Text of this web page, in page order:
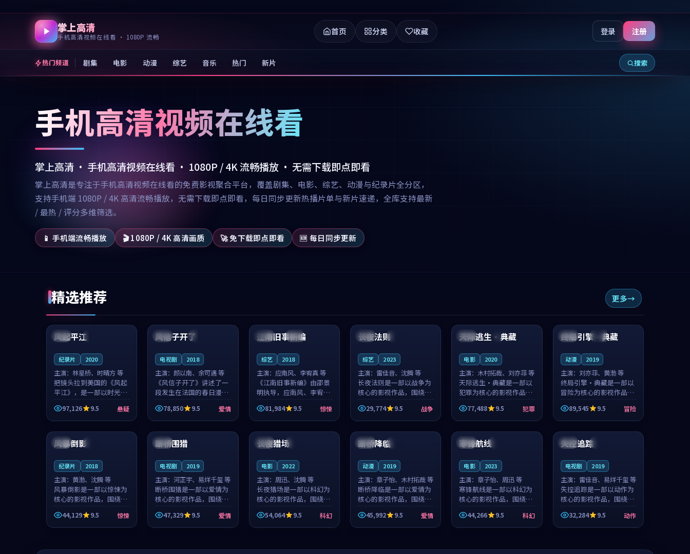
掌上高清
手机高清视频在线看 · 1080P 流畅
首页 分类 收藏 登录 注册
热门频道 剧集 电影 动漫 综艺 音乐 热门 新片 搜索
手机高清视频在线看
掌上高清 · 手机高清视频在线看 · 1080P / 4K 流畅播放 · 无需下载即点即看
掌上高清是专注于手机高清视频在线看的免费影视聚合平台，覆盖剧集、电影、综艺、动漫与纪录片全分区，
支持手机端 1080P / 4K 高清流畅播放，无需下载即点即看，每日同步更新热播片单与新片速递，全库支持最新
/ 最热 / 评分多维筛选。
📱 手机端流畅播放 🎬 1080P / 4K 高清画质 🚀 免下载即点即看 🆕 每日同步更新
精选推荐 更多
美国
99:07
风起平江
纪录片 2020
主演： 林星桥、时晴方 等
把镜头拉到美国的《风起
平江》，是一部以时光记
忆为底色的悬疑作品。林
星桥和时晴方贡献了2020
年颇受关注的合作演出，
影片在情感层次与现实质
感之间游...
97,126 9.5 悬疑
法国 4K
99:21
风信子开了
电视剧 2018
主演：颜以南、余可遇 等
《风信子开了》讲述了一
段发生在法国的春日漫步
故事。颜以南饰演的主角
与余可遇的角色因一场意
外卷入更深的纠葛，爱情
元素贯穿始终，节奏稳健
而富有张力，...
78,850 9.5 爱情
日本 院线
99:53
江南旧事新编
综艺 2018
主演： 应南风、李宥真 等
《江南旧事新编》由邵景
明执导，应南风、李宥真
领衔主演，是一部2018年
上映的日本惊悚综艺。影
片以邻里温情为切入，呈
现一段从初遇到告别都浸
着真实情...
81,984 9.5 惊悚
泰国
99:23
长夜法则
综艺 2023
主演： 雷佳音、沈腾 等
长夜法则是一部以战争为
核心的影视作品，围绕危
机、反转与人物成长展
开，整体节奏紧凑，值得
推荐观看。
29,774 9.5 战争
英国 4K
92:09
天际逃生·典藏
电影 2020
主演： 木村拓哉、刘亦菲 等
天际逃生·典藏是一部以
犯罪为核心的影视作品，
围绕危机、反转与人物成
长展开，整体节奏紧凑，
值得推荐观看。
77,488 9.5 犯罪
美国 杜比
99:40
终局引擎·典藏
动漫 2019
主演： 刘亦菲、黄渤 等
终局引擎·典藏是一部以
冒险为核心的影视作品，
围绕危机、反转与人物成
长展开，整体节奏紧凑，
值得推荐观看。
89,545 9.5 冒险
中国
99:25
风暴倒影
纪录片 2018
主演： 黄渤、沈腾 等
风暴倒影是一部以惊悚为
核心的影视作品，围绕危
机、反转与人物成长展
开，整体节奏紧凑，值得
推荐观看。
44,129 9.5 惊悚
韩国
99:40
断桥围猎
电视剧 2019
主演：河正宇、易烊千玺 等
断桥围猎是一部以爱情为
核心的影视作品，围绕危
机、反转与人物成长展
开，整体节奏紧凑，值得
推荐观看。
47,329 9.5 爱情
中国
99:35
长夜猎场
电影 2022
主演： 周迅、沈腾 等
长夜猎场是一部以科幻为
核心的影视作品，围绕危
机、反转与人物成长展
开，整体节奏紧凑，值得
推荐观看。
54,064 9.5 科幻
中国
99:48
断桥降临
动漫 2019
主演： 章子怡、木村拓哉 等
断桥降临是一部以爱情为
核心的影视作品，围绕危
机、反转与人物成长展
开，整体节奏紧凑，值得
推荐观看。
45,992 9.5 爱情
英国
98:54
寒锋航线
电影 2023
主演：章子怡、周迅 等
寒锋航线是一部以科幻为
核心的影视作品，围绕危
机、反转与人物成长展
开，整体节奏紧凑，值得
推荐观看。
44,266 9.5 科幻
中国
99:22
失控追踪
电视剧 2019
主演： 雷佳音、易烊千玺 等
失控追踪是一部以动作为
核心的影视作品，围绕危
机、反转与人物成长展
开，整体节奏紧凑，值得
推荐观看。
32,284 9.5 动作